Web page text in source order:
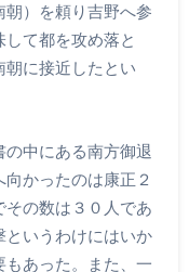
朝）を頼り吉野へ参
して都を攻め落と
朝に接近したとい
中にある南方御退
かったのは康正２
その数は３０人であ
というわけにはいか
あった。また、一